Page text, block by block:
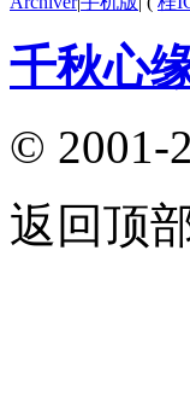
千秋心
© 2001-
返回顶